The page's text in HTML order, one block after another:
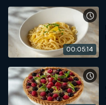
00:05:14